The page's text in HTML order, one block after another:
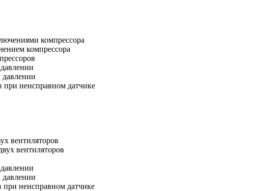
компрессора
компрессора
при неисправном датчике
вентиляторов
вентиляторов
неисправном датчике